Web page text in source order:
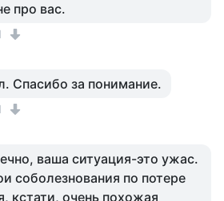
про вас.
Спасибо за понимание.
ваша ситуация-это ужас.
соболезнования по потере
кстати, очень похожая